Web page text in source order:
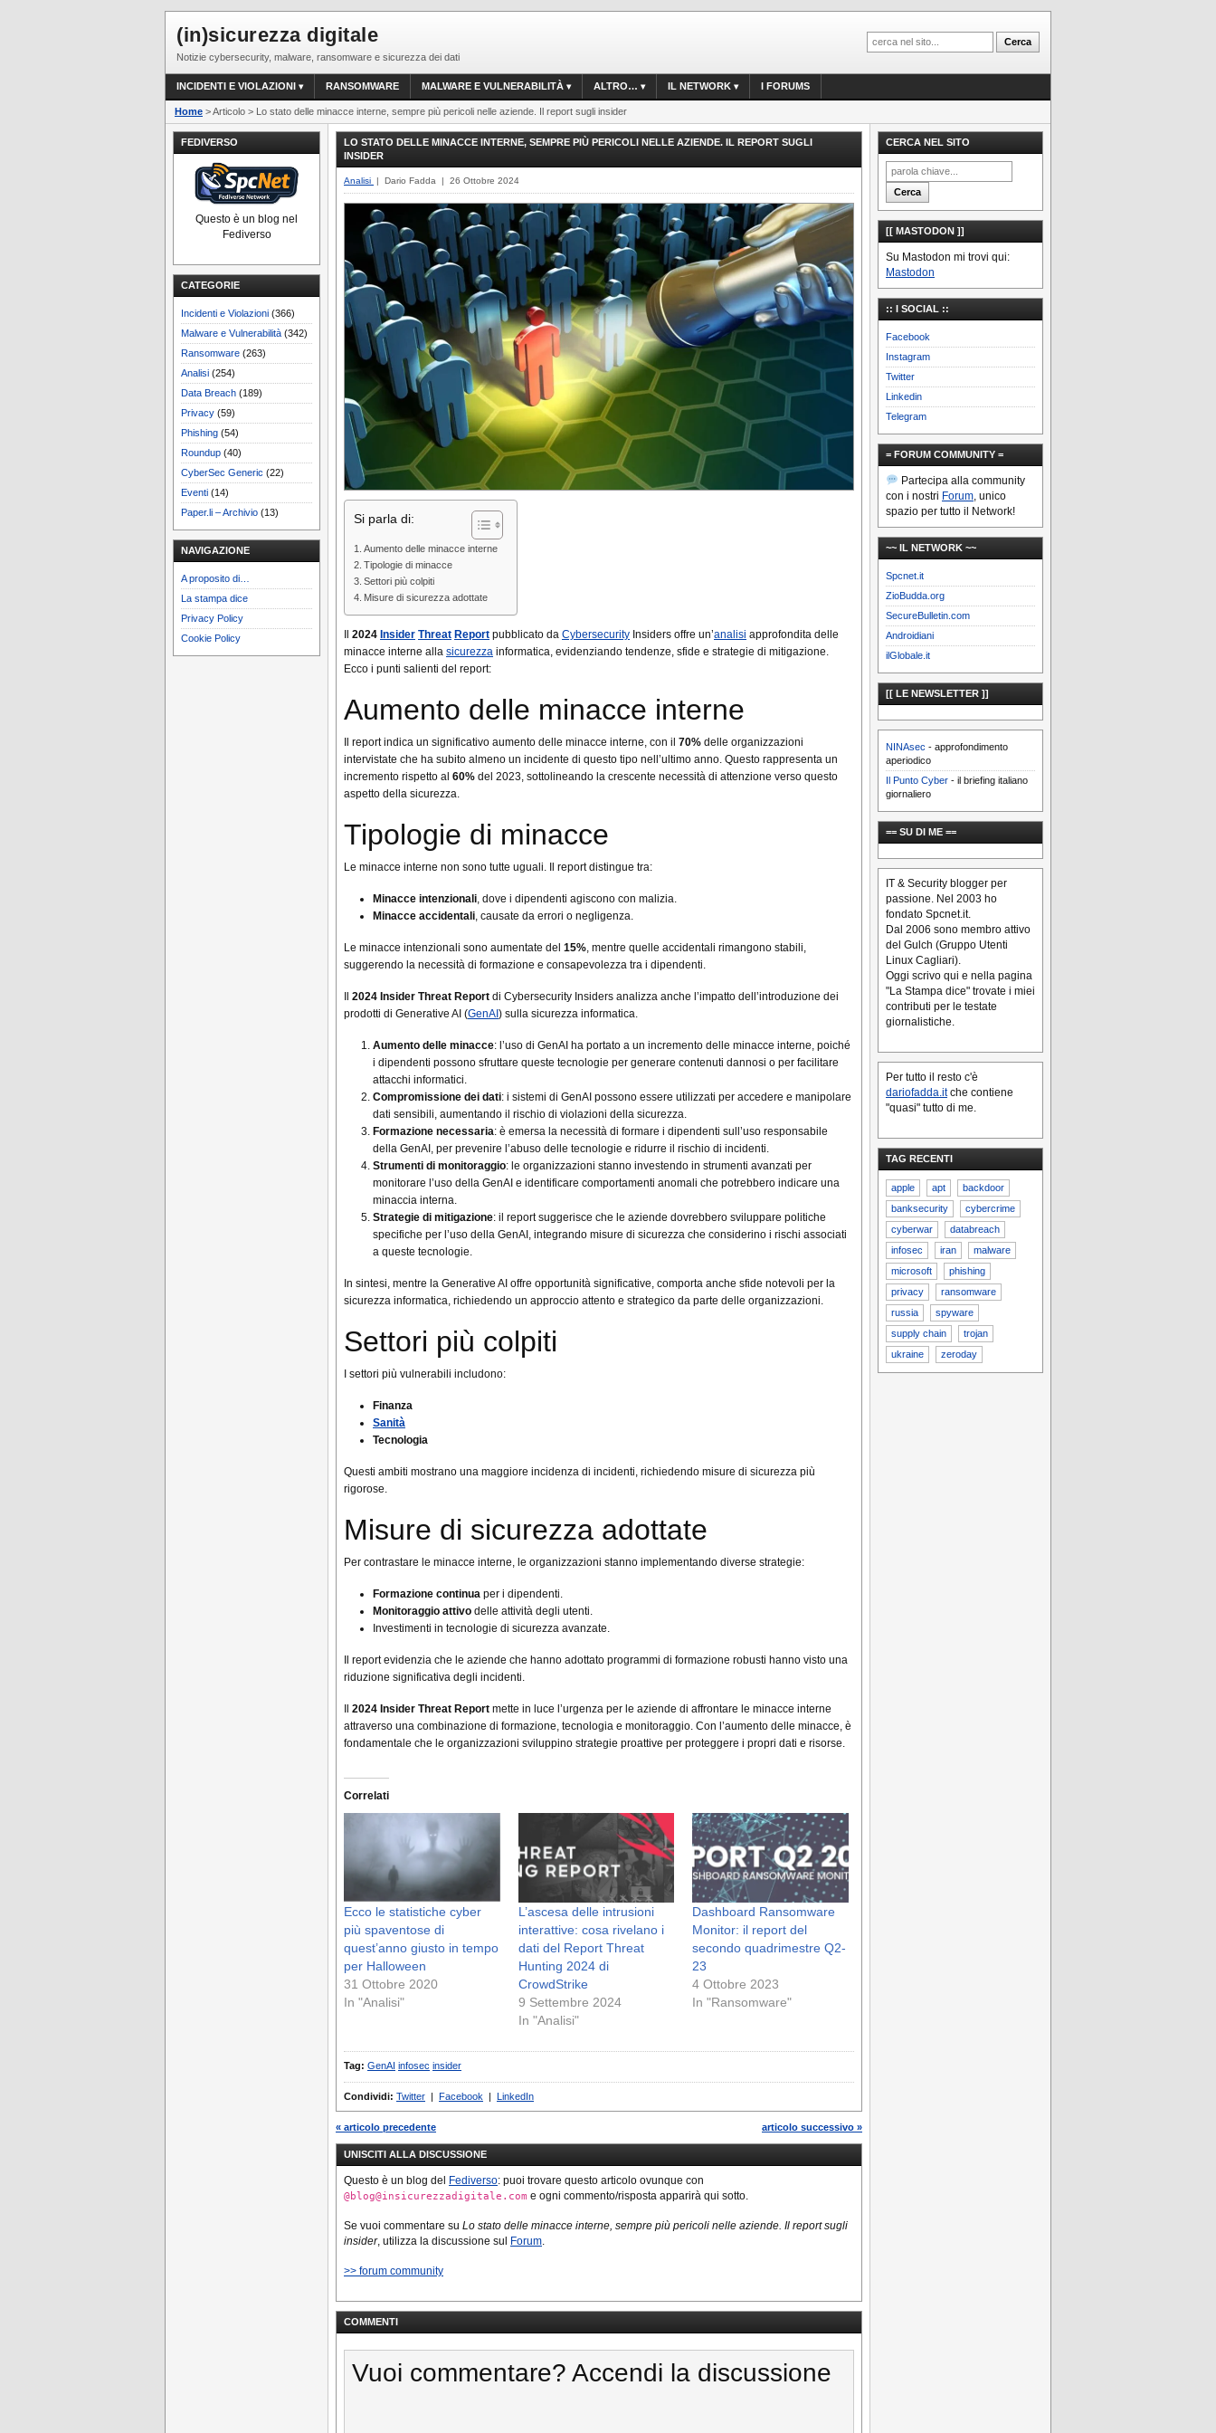
(in)sicurezza digitale
Notizie cybersecurity, malware, ransomware e sicurezza dei dati
INCIDENTI E VIOLAZIONI RANSOMWARE MALWARE E VULNERABILITÀ ALTRO… IL NETWORK I FORUMS
Home > Articolo > Lo stato delle minacce interne, sempre più pericoli nelle aziende. Il report sugli insider
FEDIVERSO
Questo è un blog nel
Fediverso
CATEGORIE
Incidenti e Violazioni (366)
Malware e Vulnerabilità (342)
Ransomware (263)
Analisi (254)
Data Breach (189)
Privacy (59)
Phishing (54)
Roundup (40)
CyberSec Generic (22)
Eventi (14)
Paper.li – Archivio (13)
NAVIGAZIONE
A proposito di…
La stampa dice
Privacy Policy
Cookie Policy
LO STATO DELLE MINACCE INTERNE, SEMPRE PIÙ PERICOLI NELLE AZIENDE. IL REPORT SUGLI
INSIDER
Analisi | Dario Fadda | 26 Ottobre 2024
Si parla di:
Aumento delle minacce interne
Tipologie di minacce
Settori più colpiti
Misure di sicurezza adottate
2024 Insider Threat Report pubblicato da Cybersecurity Insiders offre un’analisi approfondita delle
minacce interne alla sicurezza informatica, evidenziando tendenze, sfide e strategie di mitigazione.
Ecco i punti salienti del report:
Aumento delle minacce interne
Il report indica un significativo aumento delle minacce interne, con il 70% delle organizzazioni
intervistate che ha subito almeno un incidente di questo tipo nell’ultimo anno. Questo rappresenta un
incremento rispetto al 60% del 2023, sottolineando la crescente necessità di attenzione verso questo
aspetto della sicurezza.
Tipologie di minacce
Le minacce interne non sono tutte uguali. Il report distingue tra:
Minacce intenzionali, dove i dipendenti agiscono con malizia.
Minacce accidentali, causate da errori o negligenza.
Le minacce intenzionali sono aumentate del 15%, mentre quelle accidentali rimangono stabili,
suggerendo la necessità di formazione e consapevolezza tra i dipendenti.
2024 Insider Threat Report di Cybersecurity Insiders analizza anche l’impatto dell’introduzione dei
prodotti di Generative AI (GenAI ) sulla sicurezza informatica.
Aumento delle minacce: l’uso di GenAI ha portato a un incremento delle minacce interne, poiché
i dipendenti possono sfruttare queste tecnologie per generare contenuti dannosi o per facilitare
attacchi informatici.
Compromissione dei dati: i sistemi di GenAI possono essere utilizzati per accedere e manipolare
dati sensibili, aumentando il rischio di violazioni della sicurezza.
Formazione necessaria: è emersa la necessità di formare i dipendenti sull’uso responsabile
della GenAI, per prevenire l’abuso delle tecnologie e ridurre il rischio di incidenti.
Strumenti di monitoraggio: le organizzazioni stanno investendo in strumenti avanzati per
monitorare l’uso della GenAI e identificare comportamenti anomali che potrebbero indicare una
minaccia interna.
Strategie di mitigazione: il report suggerisce che le aziende dovrebbero sviluppare politiche
specifiche per l’uso della GenAI, integrando misure di sicurezza che considerino i rischi associati
a queste tecnologie.
In sintesi, mentre la Generative AI offre opportunità significative, comporta anche sfide notevoli per la
sicurezza informatica, richiedendo un approccio attento e strategico da parte delle organizzazioni.
Settori più colpiti
I settori più vulnerabili includono:
Finanza
Sanità
Tecnologia
Questi ambiti mostrano una maggiore incidenza di incidenti, richiedendo misure di sicurezza più
rigorose.
Misure di sicurezza adottate
Per contrastare le minacce interne, le organizzazioni stanno implementando diverse strategie:
Formazione continua per i dipendenti.
Monitoraggio attivo delle attività degli utenti.
Investimenti in tecnologie di sicurezza avanzate.
Il report evidenzia che le aziende che hanno adottato programmi di formazione robusti hanno visto una
riduzione significativa degli incidenti.
2024 Insider Threat Report mette in luce l’urgenza per le aziende di affrontare le minacce interne
attraverso una combinazione di formazione, tecnologia e monitoraggio. Con l’aumento delle minacce, è
fondamentale che le organizzazioni sviluppino strategie proattive per proteggere i propri dati e risorse.
Correlati
Ecco le statistiche cyber
più spaventose di
quest’anno giusto in tempo
per Halloween
31 Ottobre 2020
In "Analisi"
L’ascesa delle intrusioni
interattive: cosa rivelano i
dati del Report Threat
Hunting 2024 di
CrowdStrike
9 Settembre 2024
In "Analisi"
Dashboard Ransomware
Monitor: il report del
secondo quadrimestre Q2-
23
4 Ottobre 2023
In "Ransomware"
Tag: GenAI infosec insider
Condividi: Twitter | Facebook | LinkedIn
« articolo precedente articolo successivo »
UNISCITI ALLA DISCUSSIONE
Questo è un blog del Fediverso: puoi trovare questo articolo ovunque con
@blog@insicurezzadigitale.com e ogni commento/risposta apparirà qui sotto.
Se vuoi commentare su Lo stato delle minacce interne, sempre più pericoli nelle aziende. Il report sugli
insider, utilizza la discussione sul Forum.
>> forum community
COMMENTI
Vuoi commentare? Accendi la discussione
CERCA NEL SITO
[[ MASTODON ]]
Su Mastodon mi trovi qui:
Mastodon
:: I SOCIAL ::
Facebook
Instagram
Twitter
Linkedin
Telegram
= FORUM COMMUNITY =
Partecipa alla community
con i nostri Forum, unico
spazio per tutto il Network!
~~ IL NETWORK ~~
Spcnet.it
ZioBudda.org
SecureBulletin.com
Androidiani
ilGlobale.it
[[ LE NEWSLETTER ]]
NINAsec - approfondimento
aperiodico
Il Punto Cyber - il briefing italiano
giornaliero
== SU DI ME ==
IT & Security blogger per
passione. Nel 2003 ho
fondato Spcnet.it.
Dal 2006 sono membro attivo
del Gulch (Gruppo Utenti
Linux Cagliari).
Oggi scrivo qui e nella pagina
"La Stampa dice" trovate i miei
contributi per le testate
giornalistiche.
Per tutto il resto c'è
dariofadda.itche contiene
"quasi" tutto di me.
TAG RECENTI
apple apt
backdoor
banksecurity
cybercrime
cyberwar
databreach
infosec
iran
malware
microsoft
phishing
privacy
ransomware
russia
spyware
supply chain
trojan
ukraine
zeroday